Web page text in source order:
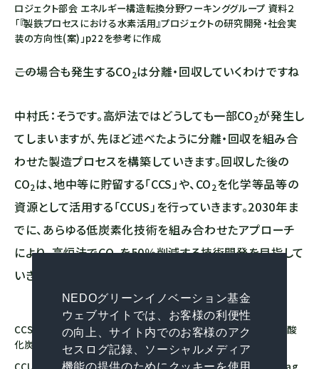
NEDOグリーンイノベーション基金
ウェブサイトでは、お客様の利便性
の向上、サイト内でのお客様のアク
セスログ記録、ソーシャルメディア
機能の提供のためにクッキーを使用
ロジェクト部会 エネルギー構造転換分野ワーキンググループ 資料２
「『製鉄プロセスにおける水素活用』プロジェクトの研究開発・社会実
装の方向性(案)」p22を参考に作成
――この場合も発生するCO2は分離・回収していくわけですね
中村氏：そうです。高炉法ではどうしても一部CO2が発生し
てしまいますが、先ほど述べたように分離・回収を組み合
わせた製造プロセスを構築していきます。回収した後の
CO2は、地中等に貯留する「CCS」や、CO2を化学等品等の
資源として活用する「CCUS」を行っていきます。2030年ま
でに、あらゆる低炭素化技術を組み合わせたアプローチ
により、高炉法でCO2を50％削減する技術開発を目指して
いきます。
CCS...「Carbon dioxide Capture and Storage」の略で、「二酸
化炭素回収・貯留」のこと。